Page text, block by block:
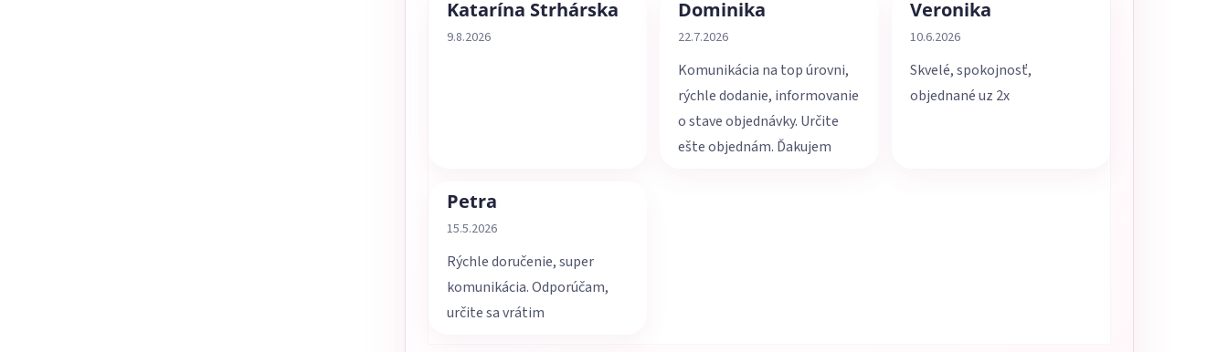
Katarína Strhárska
Hodnotenie obchodu je 5 z 5 hviezdičiek.
9.8.2026
Dominika
Hodnotenie obchodu je 5 z 5 hviezdičiek.
22.7.2026
Komunikácia na top úrovni,
rýchle dodanie, informovanie
o stave objednávky. Určite
ešte objednám. Ďakujem
Veronika
Hodnotenie obchodu je 5 z 5 hviezdičiek.
10.6.2026
Skvelé, spokojnosť,
objednané uz 2x
Petra
Hodnotenie obchodu je 5 z 5 hviezdičiek.
15.5.2026
Rýchle doručenie, super
komunikácia. Odporúčam,
určite sa vrátim